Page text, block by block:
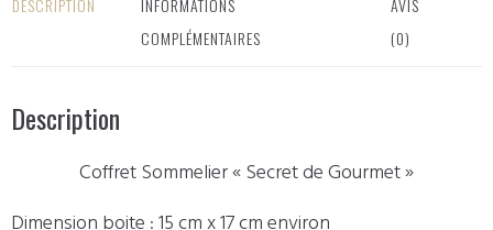
DESCRIPTION
INFORMATIONS
COMPLÉMENTAIRES
AVIS
(0)
Description
Coffret Sommelier « Secret de Gourmet »
Dimension boite : 15 cm x 17 cm environ